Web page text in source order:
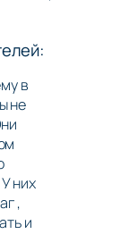
в
не
них
,
и